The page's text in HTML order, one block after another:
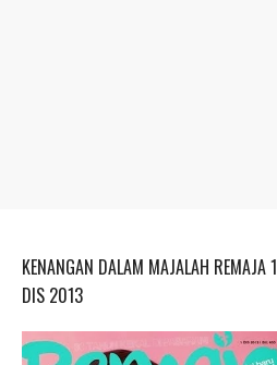
KENANGAN DALAM MAJALAH REMAJA 1
DIS 2013